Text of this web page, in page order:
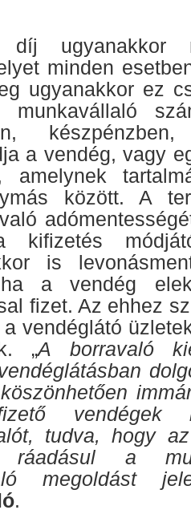
díj
minden
ugyanakkor ez
munkavállaló
a vendég, vagy
amelynek
között. A
kifizetés
is
a vendég
fizet. Az ehhez
vendéglátó
„A borravaló
vendégek
tudva, hogy
ráadásul a
megoldást
.